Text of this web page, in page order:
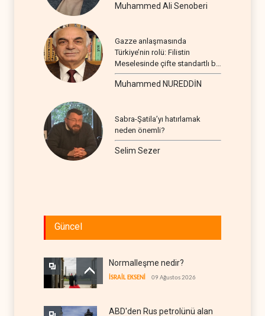
Muhammed Ali Senoberi
Gazze anlaşmasında
Türkiye’nin rolü: Filistin
Meselesinde çifte standartlı bir
seyir
Muhammed NUREDDİN
Sabra-Şatila’yı hatırlamak
neden önemli?
Selim Sezer
Güncel
Normalleşme nedir?
İSRAİL EKSENİ 09 Ağustos 2026
ABD'den Rus petrolünü alan